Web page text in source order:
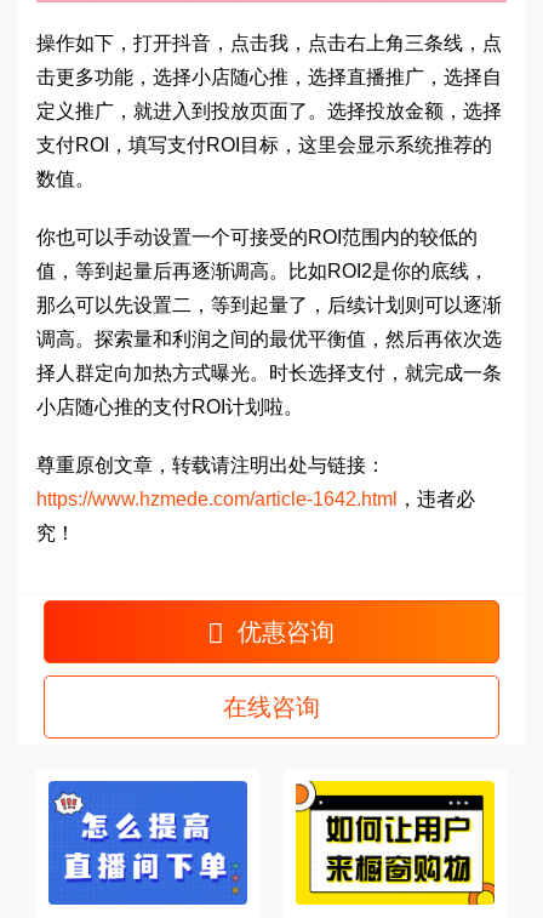
操作如下，打开抖音，点击我，点击右上角三条线，点
击更多功能，选择小店随心推，选择直播推广，选择自
定义推广，就进入到投放页面了。选择投放金额，选择
支付ROI，填写支付ROI目标，这里会显示系统推荐的
数值。
你也可以手动设置一个可接受的ROI范围内的较低的
值，等到起量后再逐渐调高。比如ROI2是你的底线，
那么可以先设置二，等到起量了，后续计划则可以逐渐
调高。探索量和利润之间的最优平衡值，然后再依次选
择人群定向加热方式曝光。时长选择支付，就完成一条
小店随心推的支付ROI计划啦。
尊重原创文章，转载请注明出处与链接：
https://www.hzmede.com/article-1642.html
，违者必
究！
优惠咨询
在线咨询